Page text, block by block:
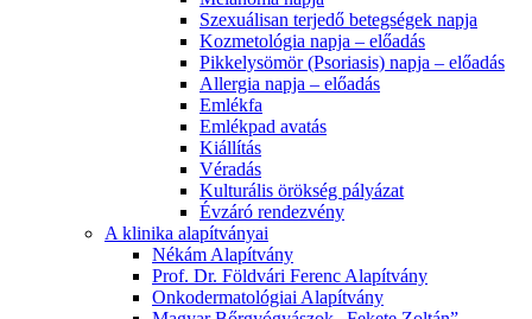
Szexuálisan terjedő betegségek napja
Kozmetológia napja – előadás
Pikkelysömör (Psoriasis) napja – előadás
Allergia napja – előadás
Emlékfa
Emlékpad avatás
Kiállítás
Véradás
Kulturális örökség pályázat
Évzáró rendezvény
A klinika alapítványai
Nékám Alapítvány
Prof. Dr. Földvári Ferenc Alapítvány
Onkodermatológiai Alapítvány